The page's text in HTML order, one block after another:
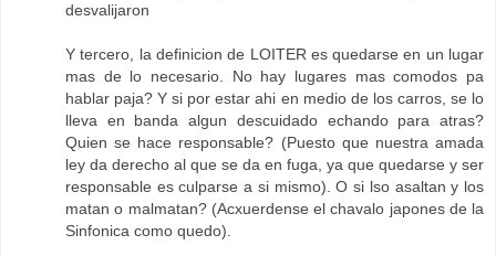
desvalijaron
Y tercero, la definicion de LOITER es quedarse en un lugar
mas de lo necesario. No hay lugares mas comodos pa
hablar paja? Y si por estar ahi en medio de los carros, se lo
lleva en banda algun descuidado echando para atras?
Quien se hace responsable? (Puesto que nuestra amada
ley da derecho al que se da en fuga, ya que quedarse y ser
responsable es culparse a si mismo). O si lso asaltan y los
matan o malmatan? (Acxuerdense el chavalo japones de la
Sinfonica como quedo).